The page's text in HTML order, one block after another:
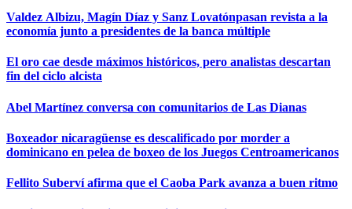
Valdez Albizu, Magín Díaz y Sanz Lovatónpasan revista a la
economía junto a presidentes de la banca múltiple
El oro cae desde máximos históricos, pero analistas descartan
fin del ciclo alcista
Abel Martínez conversa con comunitarios de Las Dianas
Boxeador nicaragüense es descalificado por morder a
dominicano en pelea de boxeo de los Juegos Centroamericanos
Fellito Suberví afirma que el Caoba Park avanza a buen ritmo